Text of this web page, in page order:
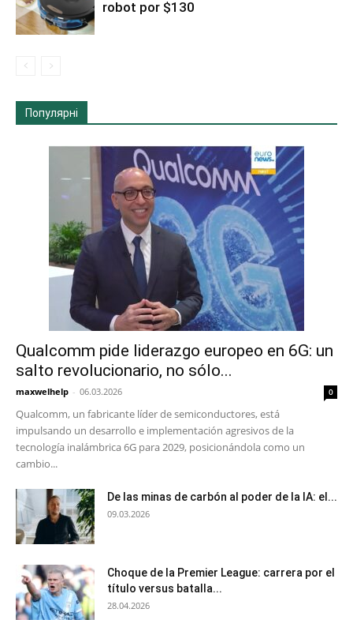
robot por $130
Популярні
Qualcomm pide liderazgo europeo en 6G: un
salto revolucionario, no sólo...
maxwelhelp - 06.03.2026 0
Qualcomm, un fabricante líder de semiconductores, está
impulsando un desarrollo e implementación agresivos de la
tecnología inalámbrica 6G para 2029, posicionándola como un
cambio...
De las minas de carbón al poder de la IA: el...
09.03.2026
Choque de la Premier League: carrera por el
título versus batalla...
28.04.2026